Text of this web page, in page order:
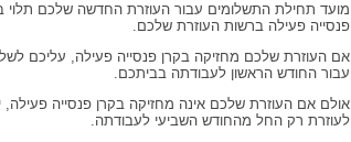
מועד תחילת התשלומים עבור העוזרת החדשה שלכם תלוי
פנסייה פעילה ברשות העוזרת שלכם.
אם העוזרת שלכם מחזיקה בקרן פנסייה פעילה, עליכם
עבור החודש הראשון לעבודתה בביתכם.
אולם אם העוזרת שלכם אינה מחזיקה בקרן פנסייה פעילה,
לעוזרת רק החל מהחודש השביעי לעבודתה.